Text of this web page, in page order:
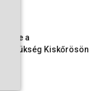
a
szükség Kiskőrösön